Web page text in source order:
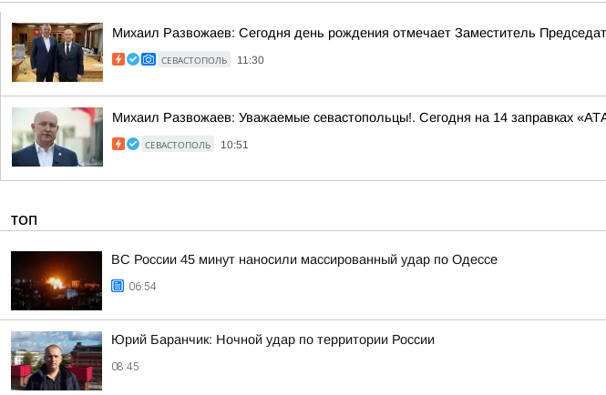
Михаил Развожаев: Сегодня день рождения отмечает Заместитель
СЕВАСТОПОЛЬ 11:30
Михаил Развожаев: Уважаемые севастопольцы!. Сегодня на 14 заправках
СЕВАСТОПОЛЬ 10:51
ТОП
ВС России 45 минут наносили массированный удар по Одессе
06:54
Юрий Баранчик: Ночной удар по территории России
08:45